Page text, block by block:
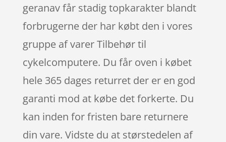
geranav får stadig topkarakter blandt
forbrugerne der har købt den i vores
gruppe af varer Tilbehør til
cykelcomputere. Du får oven i købet
hele 365 dages returret der er en god
garanti mod at købe det forkerte. Du
kan inden for fristen bare returnere
din vare. Vidste du at størstedelen af